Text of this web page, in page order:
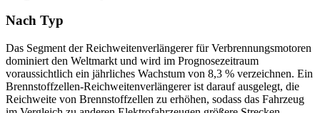
Nach Typ
Das Segment der Reichweitenverlängerer für Verbrennungsmotoren
dominiert den Weltmarkt und wird im Prognosezeitraum
voraussichtlich ein jährliches Wachstum von 8,3 % verzeichnen. Ein
Brennstoffzellen-Reichweitenverlängerer ist darauf ausgelegt, die
Reichweite von Brennstoffzellen zu erhöhen, sodass das Fahrzeug